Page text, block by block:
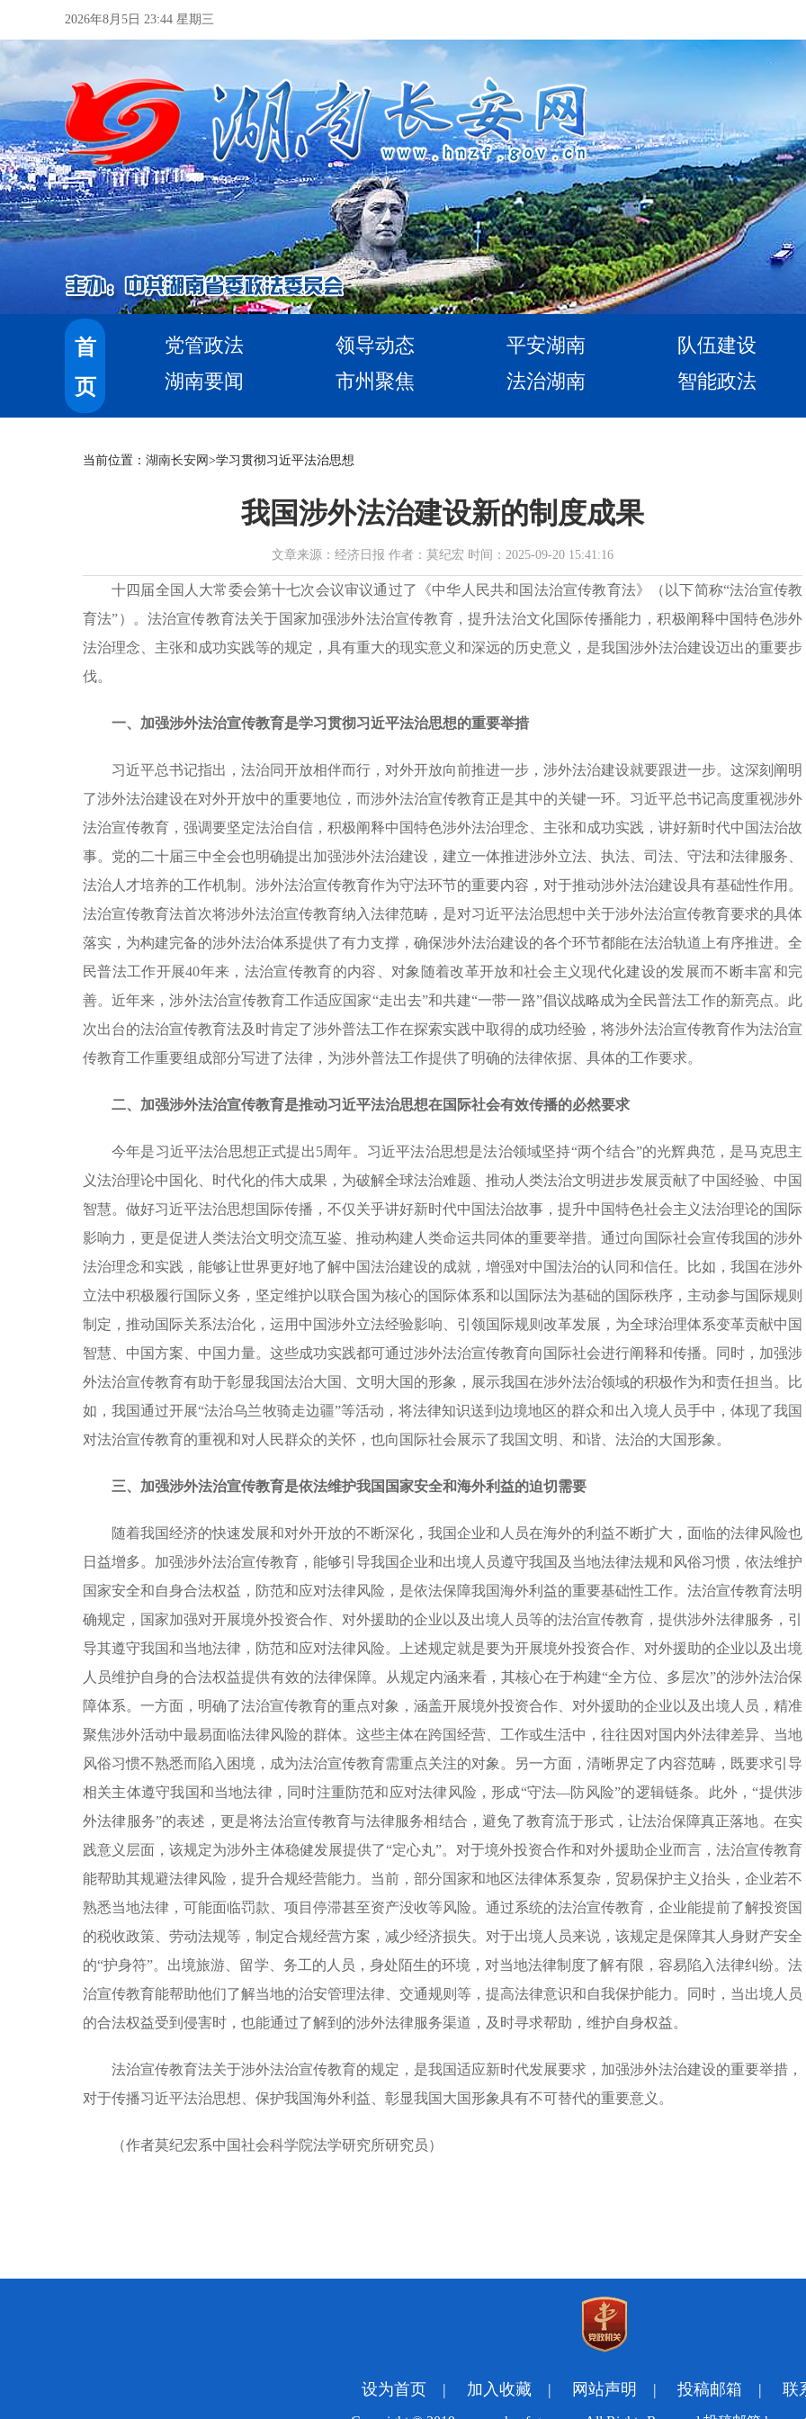
2026年8月5日 23:44 星期三
首
页
党管政法 领导动态 平安湖南
队伍建设
湖南要闻
市州聚焦 法治湖南 智能政法
当前位置： 湖南长安网 >学习贯彻习近平法治思想
我国涉外法治建设新的制度成果
文章来源：经济日报 作者：莫纪宏 时间：2025-09-20 15:41:16
十四届全国人大常委会第十七次会议审议通过了《中华人民共和国法治宣传教育法》（以下简称“法治宣传教
育法”）。法治宣传教育法关于国家加强涉外法治宣传教育，提升法治文化国际传播能力，积极阐释中国特色涉外
法治理念、主张和成功实践等的规定，具有重大的现实意义和深远的历史意义，是我国涉外法治建设迈出的重要步
伐。
一、加强涉外法治宣传教育是学习贯彻习近平法治思想的重要举措
习近平总书记指出，法治同开放相伴而行，对外开放向前推进一步，涉外法治建设就要跟进一步。这深刻阐明
了涉外法治建设在对外开放中的重要地位，而涉外法治宣传教育正是其中的关键一环。习近平总书记高度重视涉外
法治宣传教育，强调要坚定法治自信，积极阐释中国特色涉外法治理念、主张和成功实践，讲好新时代中国法治故
事。党的二十届三中全会也明确提出加强涉外法治建设，建立一体推进涉外立法、执法、司法、守法和法律服务、
法治人才培养的工作机制。涉外法治宣传教育作为守法环节的重要内容，对于推动涉外法治建设具有基础性作用。
法治宣传教育法首次将涉外法治宣传教育纳入法律范畴，是对习近平法治思想中关于涉外法治宣传教育要求的具体
落实，为构建完备的涉外法治体系提供了有力支撑，确保涉外法治建设的各个环节都能在法治轨道上有序推进。全
民普法工作开展40年来，法治宣传教育的内容、对象随着改革开放和社会主义现代化建设的发展而不断丰富和完
善。近年来，涉外法治宣传教育工作适应国家“走出去”和共建“一带一路”倡议战略成为全民普法工作的新亮点。此
次出台的法治宣传教育法及时肯定了涉外普法工作在探索实践中取得的成功经验，将涉外法治宣传教育作为法治宣
传教育工作重要组成部分写进了法律，为涉外普法工作提供了明确的法律依据、具体的工作要求。
二、加强涉外法治宣传教育是推动习近平法治思想在国际社会有效传播的必然要求
今年是习近平法治思想正式提出5周年。习近平法治思想是法治领域坚持“两个结合”的光辉典范，是马克思主
义法治理论中国化、时代化的伟大成果，为破解全球法治难题、推动人类法治文明进步发展贡献了中国经验、中国
智慧。做好习近平法治思想国际传播，不仅关乎讲好新时代中国法治故事，提升中国特色社会主义法治理论的国际
影响力，更是促进人类法治文明交流互鉴、推动构建人类命运共同体的重要举措。通过向国际社会宣传我国的涉外
法治理念和实践，能够让世界更好地了解中国法治建设的成就，增强对中国法治的认同和信任。比如，我国在涉外
立法中积极履行国际义务，坚定维护以联合国为核心的国际体系和以国际法为基础的国际秩序，主动参与国际规则
制定，推动国际关系法治化，运用中国涉外立法经验影响、引领国际规则改革发展，为全球治理体系变革贡献中国
智慧、中国方案、中国力量。这些成功实践都可通过涉外法治宣传教育向国际社会进行阐释和传播。同时，加强涉
外法治宣传教育有助于彰显我国法治大国、文明大国的形象，展示我国在涉外法治领域的积极作为和责任担当。比
如，我国通过开展“法治乌兰牧骑走边疆”等活动，将法律知识送到边境地区的群众和出入境人员手中，体现了我国
对法治宣传教育的重视和对人民群众的关怀，也向国际社会展示了我国文明、和谐、法治的大国形象。
三、加强涉外法治宣传教育是依法维护我国国家安全和海外利益的迫切需要
随着我国经济的快速发展和对外开放的不断深化，我国企业和人员在海外的利益不断扩大，面临的法律风险也
日益增多。加强涉外法治宣传教育，能够引导我国企业和出境人员遵守我国及当地法律法规和风俗习惯，依法维护
国家安全和自身合法权益，防范和应对法律风险，是依法保障我国海外利益的重要基础性工作。法治宣传教育法明
确规定，国家加强对开展境外投资合作、对外援助的企业以及出境人员等的法治宣传教育，提供涉外法律服务，引
导其遵守我国和当地法律，防范和应对法律风险。上述规定就是要为开展境外投资合作、对外援助的企业以及出境
人员维护自身的合法权益提供有效的法律保障。从规定内涵来看，其核心在于构建“全方位、多层次”的涉外法治保
障体系。一方面，明确了法治宣传教育的重点对象，涵盖开展境外投资合作、对外援助的企业以及出境人员，精准
聚焦涉外活动中最易面临法律风险的群体。这些主体在跨国经营、工作或生活中，往往因对国内外法律差异、当地
风俗习惯不熟悉而陷入困境，成为法治宣传教育需重点关注的对象。另一方面，清晰界定了内容范畴，既要求引导
相关主体遵守我国和当地法律，同时注重防范和应对法律风险，形成“守法—防风险”的逻辑链条。此外，“提供涉
外法律服务”的表述，更是将法治宣传教育与法律服务相结合，避免了教育流于形式，让法治保障真正落地。在实
践意义层面，该规定为涉外主体稳健发展提供了“定心丸”。对于境外投资合作和对外援助企业而言，法治宣传教育
能帮助其规避法律风险，提升合规经营能力。当前，部分国家和地区法律体系复杂，贸易保护主义抬头，企业若不
熟悉当地法律，可能面临罚款、项目停滞甚至资产没收等风险。通过系统的法治宣传教育，企业能提前了解投资国
的税收政策、劳动法规等，制定合规经营方案，减少经济损失。对于出境人员来说，该规定是保障其人身财产安全
的“护身符”。出境旅游、留学、务工的人员，身处陌生的环境，对当地法律制度了解有限，容易陷入法律纠纷。法
治宣传教育能帮助他们了解当地的治安管理法律、交通规则等，提高法律意识和自我保护能力。同时，当出境人员
的合法权益受到侵害时，也能通过了解到的涉外法律服务渠道，及时寻求帮助，维护自身权益。
法治宣传教育法关于涉外法治宣传教育的规定，是我国适应新时代发展要求，加强涉外法治建设的重要举措，
对于传播习近平法治思想、保护我国海外利益、彰显我国大国形象具有不可替代的重要意义。
（作者莫纪宏系中国社会科学院法学研究所研究员）
设为首页 | 加入收藏 | 网站声明 | 投稿邮箱 | 联